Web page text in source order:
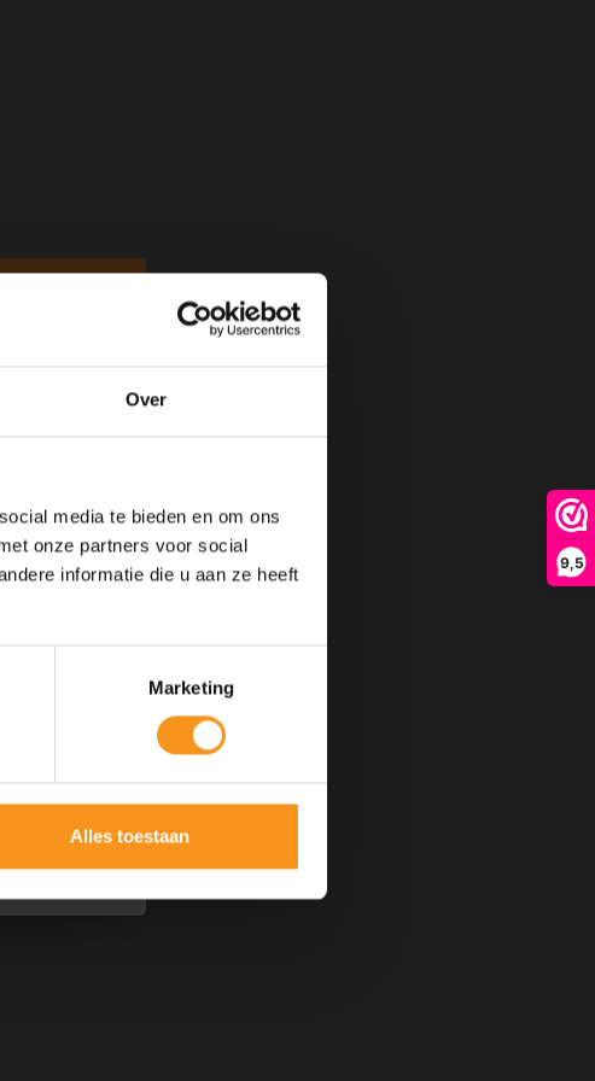
Over
media te bieden en om ons
onze partners voor social
informatie die u aan ze heeft
Marketing
Alles toestaan
9,5